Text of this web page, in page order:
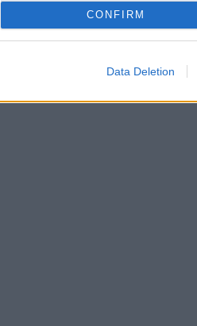
CONFIRM
Data Deletion